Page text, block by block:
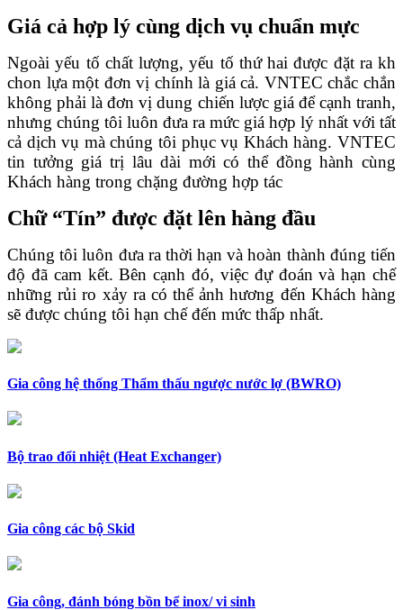
Giá cả hợp lý cùng dịch vụ chuẩn mực
Ngoài yếu tố chất lượng, yếu tố thứ hai được đặt ra kh
chon lựa một đơn vị chính là giá cả. VNTEC chắc chắn
không phải là đơn vị dung chiến lược giá để cạnh tranh,
nhưng chúng tôi luôn đưa ra mức giá hợp lý nhất với tất
cả dịch vụ mà chúng tôi phục vụ Khách hàng. VNTEC
tin tưởng giá trị lâu dài mới có thể đồng hành cùng
Khách hàng trong chặng đường hợp tác
Chữ “Tín” được đặt lên hàng đầu
Chúng tôi luôn đưa ra thời hạn và hoàn thành đúng tiến
độ đã cam kết. Bên cạnh đó, việc đự đoán và hạn chế
những rủi ro xảy ra có thể ảnh hương đến Khách hàng
sẽ được chúng tôi hạn chế đến mức thấp nhất.
Gia công hệ thống Thẩm thấu ngược nước lợ (BWRO)
Bộ trao đổi nhiệt (Heat Exchanger)
Gia công các bộ Skid
Gia công, đánh bóng bồn bể inox/ vi sinh